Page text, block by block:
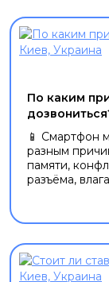
По каким
📱 Смартфон
разным
памяти,
разъёма,